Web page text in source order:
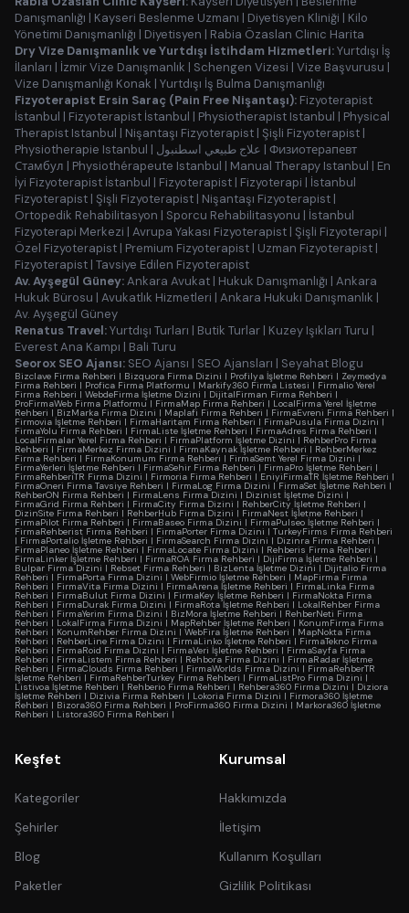
Danışmanlığı | Kayseri Beslenme Uzmanı | Diyetisyen Kliniği | Kilo
Yönetimi Danışmanlığı | Diyetisyen | Rabia Özaslan Clinic Harita
Dry Vize Danışmanlık ve Yurtdışı İstihdam Hizmetleri:Yurtdışı İş
İlanları | İzmir Vize Danışmanlık | Schengen Vizesi | Vize Başvurusu |
Vize Danışmanlığı Konak | Yurtdışı İş Bulma Danışmanlığı
Fizyoterapist Ersin Saraç (Pain Free Nişantaşı): Fizyoterapist
İstanbul | Fizyoterapist İstanbul | Physiotherapist Istanbul | Physical
Therapist Istanbul | Nişantaşı Fizyoterapist | Şişli Fizyoterapist |
Physiotherapie Istanbul | علاج طبيعي اسطنبول | Физиотерапевт
Стамбул | Physiothérapeute Istanbul | Manual Therapy Istanbul | En
İyi Fizyoterapist İstanbul | Fizyoterapist | Fizyoterapi | İstanbul
Fizyoterapist | Şişli Fizyoterapist | Nişantaşı Fizyoterapist |
Ortopedik Rehabilitasyon | Sporcu Rehabilitasyonu | İstanbul
Fizyoterapi Merkezi | Avrupa Yakası Fizyoterapist | Şişli Fizyoterapi |
Özel Fizyoterapist | Premium Fizyoterapist | Uzman Fizyoterapist |
Fizyoterapist | Tavsiye Edilen Fizyoterapist
Av. Ayşegül Güney:Ankara Avukat | Hukuk Danışmanlığı | Ankara
Hukuk Bürosu | Avukatlık Hizmetleri | Ankara Hukuki Danışmanlık |
Av. Ayşegül Güney
Renatus Travel:Yurtdışı Turları | Butik Turlar | Kuzey Işıkları Turu |
Everest Ana Kampı | Bali Turu
Seorox SEO Ajansı: SEO Ajansı | SEO Ajansları | Seyahat Blogu
Bizclave Firma Rehberi | Bizquora Firma Dizini | Profilya İşletme Rehberi | Zeymedya
Firma Rehberi | Profica Firma Platformu | Markify360 Firma Listesi | Firmalio Yerel
Firma Rehberi | WebdeFirma İşletme Dizini | DijitalFirman Firma Rehberi |
ProFirmaWeb Firma Platformu | FirmaMap Firma Rehberi | LocalFirma Yerel İşletme
Rehberi | BizMarka Firma Dizini | Maplafi Firma Rehberi | FirmaEvreni Firma Rehberi |
Firmovia İşletme Rehberi | FirmaHaritam Firma Rehberi | FirmaPusula Firma Dizini |
FirmaYolu Firma Rehberi | FirmaListe İşletme Rehberi | FirmaAdres Firma Rehberi |
LocalFirmalar Yerel Firma Rehberi | FirmaPlatform İşletme Dizini | RehberPro Firma
Rehberi | FirmaMerkez Firma Dizini | FirmaKaynak İşletme Rehberi | RehberMerkez
Firma Rehberi | FirmaKonumum Firma Rehberi | FirmaSemt Yerel Firma Dizini |
FirmaYerleri İşletme Rehberi | FirmaSehir Firma Rehberi | FirmaPro İşletme Rehberi |
FirmaRehberiTR Firma Dizini | Firmoria Firma Rehberi | EniyiFirmaTR İşletme Rehberi |
FirmaOneri Firma Tavsiye Rehberi | FirmaLog Firma Dizini |FirmaSet İşletme Rehberi |
RehberON Firma Rehberi | FirmaLens Firma Dizini | Dizinist İşletme Dizini |
FirmaGrid Firma Rehberi | FirmaCity Firma Dizini | RehberCity İşletme Rehberi |
DizinSite Firma Rehberi | RehberHub Firma Dizini | FirmaNest İşletme Rehberi |
FirmaPilot Firma Rehberi | FirmaBaseo Firma Dizini | FirmaPulseo İşletme Rehberi |
FirmaRehberist Firma Rehberi | FirmaPorter Firma Dizini | TurkeyFirms Firma Rehberi
| FirmaPortalio İşletme Rehberi | FirmaSearch Firma Dizini | Dizinra Firma Rehberi |
FirmaPlaneo İşletme Rehberi | FirmaLocate Firma Dizini | Rehberis Firma Rehberi |
FirmaLinker İşletme Rehberi | FirmaROA Firma Rehberi | DijiFirma İşletme Rehberi |
Bulpar Firma Dizini | Rebset Firma Rehberi | BizLenta İşletme Dizini | Dijitalio Firma
Rehberi | FirmaPorta Firma Dizini | WebFirmio İşletme Rehberi | MapFirma Firma
Rehberi | FirmaVita Firma Dizini | FirmaArena İşletme Rehberi | FirmaLinka Firma
Rehberi | FirmaBulut Firma Dizini | FirmaKey İşletme Rehberi | FirmaNokta Firma
Rehberi | FirmaDurak Firma Dizini | FirmaRota İşletme Rehberi | LokalRehber Firma
Rehberi | FirmaYerim Firma Dizini | BizMora İşletme Rehberi | RehberNeti Firma
Rehberi | LokalFirma Firma Dizini | MapRehber İşletme Rehberi | KonumFirma Firma
Rehberi | KonumRehber Firma Dizini | WebFira İşletme Rehberi | MapNokta Firma
Rehberi | RehberLine Firma Dizini | FirmaLinko İşletme Rehberi | FirmaTekno Firma
Rehberi | FirmaRoid Firma Dizini | FirmaVeri İşletme Rehberi | FirmaSayfa Firma
Rehberi | FirmaListem Firma Rehberi | Rehbora Firma Dizini | FirmaRadar İşletme
Rehberi | FirmaClouds Firma Rehberi | FirmaWorlds Firma Dizini | FirmaRehberTR
İşletme Rehberi | FirmaRehberTurkey Firma Rehberi | FirmaListPro Firma Dizini |
Listivoa İşletme Rehberi | Rehberio Firma Rehberi | Rehbera360 Firma Dizini | Diziora
İşletme Rehberi | Dizivia Firma Rehberi | Lokoria Firma Dizini | Firmora360 İşletme
Rehberi | Bizora360 Firma Rehberi | ProFirma360 Firma Dizini | Markora360 İşletme
Rehberi | Listora360 Firma Rehberi |
Keşfet
Kategoriler
Şehirler
Blog
Paketler
Kurumsal
Hakkımızda
İletişim
Kullanım Koşulları
Gizlilik Politikası